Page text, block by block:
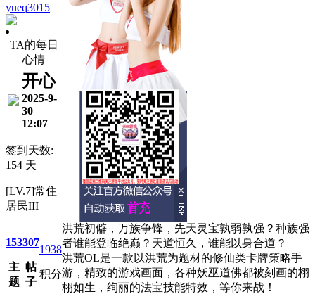
yueq3015
TA的每日
心情
开心
2025-9-
30
12:07
签到天数:
154 天
[LV.7]常住
居民III
153
主
题
307
帖
子
1938
积分
洪荒初僻，万族争锋，先天灵宝孰弱孰强？种族强
者谁能登临绝巅？天道恒久，谁能以身合道？
洪荒OL是一款以洪荒为题材的修仙类卡牌策略手
游，精致的游戏画面，各种妖巫道佛都被刻画的栩
栩如生，绚丽的法宝技能特效，等你来战！